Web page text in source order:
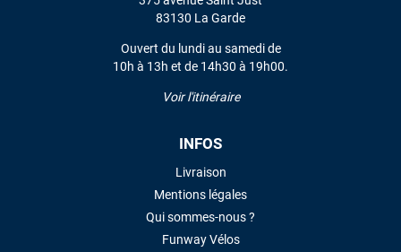
83130 La Garde
Ouvert du lundi au samedi de
10h à 13h et de 14h30 à 19h00.
Voir l'itinéraire
INFOS
Livraison
Mentions légales
Qui sommes-nous ?
Funway Vélos
VOIR TOUS LES AVIS
LAISSER UN AVIS